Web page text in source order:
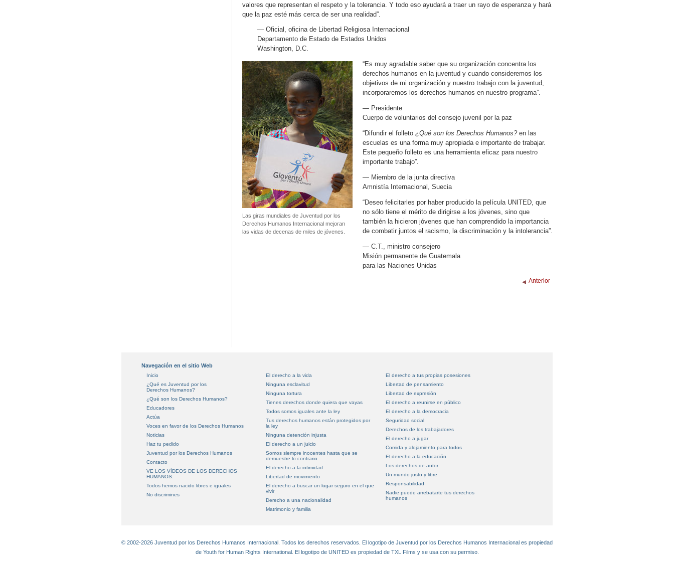
valores que representan el respeto y la tolerancia. Y todo eso ayudará a traer un rayo de esperanza y hará
que la paz esté más cerca de ser una realidad”.
— Oficial, oficina de Libertad Religiosa Internacional
Departamento de Estado de Estados Unidos
Washington, D.C.
Las giras mundiales de Juventud por los
Derechos Humanos Internacional mejoran
las vidas de decenas de miles de jóvenes.
“Es muy agradable saber que su organización concentra los
derechos humanos en la juventud y cuando consideremos los
objetivos de mi organización y nuestro trabajo con la juventud,
incorporaremos los derechos humanos en nuestro programa”.
— Presidente
Cuerpo de voluntarios del consejo juvenil por la paz
“Difundir el folleto ¿Qué son los Derechos Humanos?en las
escuelas es una forma muy apropiada e importante de trabajar.
Este pequeño folleto es una herramienta eficaz para nuestro
importante trabajo”.
— Miembro de la junta directiva
Amnistía Internacional, Suecia
“Deseo felicitarles por haber producido la película UNITED, que
no sólo tiene el mérito de dirigirse a los jóvenes, sino que
también la hicieron jóvenes que han comprendido la importancia
de combatir juntos el racismo, la discriminación y la intolerancia”.
— C.T., ministro consejero
Misión permanente de Guatemala
para las Naciones Unidas
Anterior
Navegación en el sitio Web
Inicio
¿Qué es Juventud por los
Derechos Humanos?
¿Qué son los Derechos Humanos?
Educadores
Actúa
Voces en favorde los Derechos Humanos
Noticias
Haz tu pedido
Juventud por los Derechos Humanos
Contacto
VE LOS VÍDEOS DE LOS DERECHOS
HUMANOS:
Todos hemos nacido libres e iguales
No discrimines
El derecho a la vida
Ninguna esclavitud
Ninguna tortura
Tienes derechos donde quiera que vayas
Todos somos iguales ante la ley
Tus derechos humanos están protegidos por
la ley
Ninguna detención injusta
El derecho a un juicio
Somos siempre inocentes hasta que se
demuestre lo contrario
El derecho a la intimidad
Libertad de movimiento
El derecho a buscar un lugar seguro en el que
vivir
Derecho a una nacionalidad
Matrimonio y familia
El derecho a tus propias posesiones
Libertad de pensamiento
Libertad de expresión
El derecho a reunirse en público
El derecho a la democracia
Seguridad social
Derechos de los trabajadores
El derecho a jugar
Comida y alojamiento para todos
El derecho a la educación
Los derechos de autor
Un mundo justo y libre
Responsabilidad
Nadie puede arrebatarte tus derechos
humanos
© 2002-2026 Juventud por los Derechos Humanos Internacional. Todos los derechos reservados. El logotipo de Juventud por los Derechos Humanos Internacional es propiedad
de Youth for Human Rights International. El logotipo de UNITED es propiedad de TXL Films y se usa con su permiso.